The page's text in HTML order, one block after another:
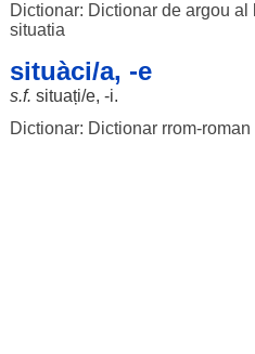
Dictionar: Dictionar de argou al
situatia
situàci/a, -e
s.f. situați/e, -i.
Dictionar: Dictionar rrom-roman